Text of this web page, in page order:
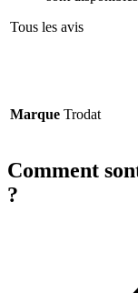
Tous les avis
Marque Trodat
Comment
?